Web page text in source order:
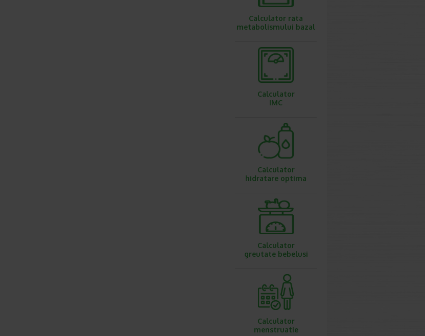
Calculator rata
metabolismului bazal
Calculator
IMC
Calculator
hidratare optima
Calculator
greutate bebelusi
Calculator
menstruatie